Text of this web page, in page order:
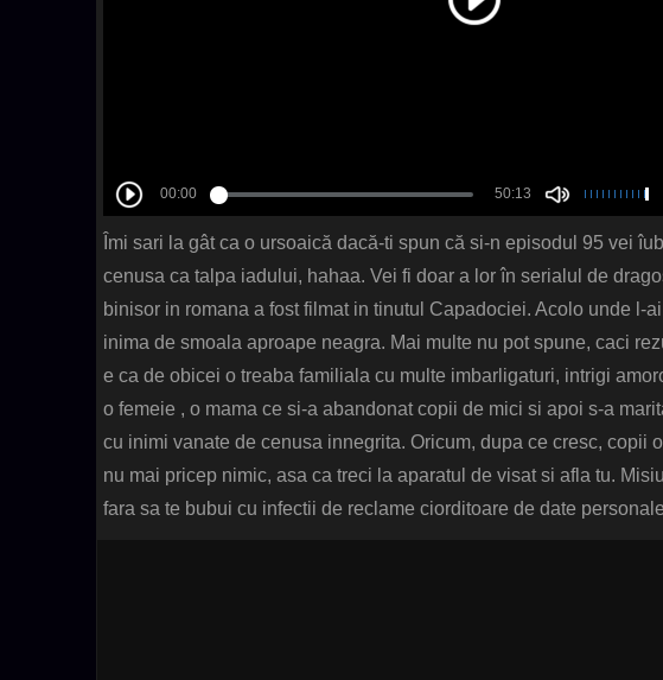
Îmi sari la gât ca o ursoaică dacă-ti spun că si-n episodul 95 vei
cenusa ca talpa iadului, hahaa. Vei fi doar a lor în serialul de
binisor in romana a fost filmat in tinutul Capadociei. Acolo unde l-
inima de smoala aproape neagra. Mai multe nu pot spune, caci
e ca de obicei o treaba familiala cu multe imbarligaturi, intrigi
o femeie , o mama ce si-a abandonat copii de mici si apoi s-a
cu inimi vanate de cenusa innegrita. Oricum, dupa ce cresc, copii
nu mai pricep nimic, asa ca treci la aparatul de visat si afla tu.
fara sa te bubui cu infectii de reclame ciorditoare de date